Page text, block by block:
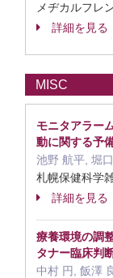
メヂカルフレ
詳細を見る
MISC
モニタアラー
動に関する予
池野 航平, 堀
札幌保健科
詳細を見る
療養環境の調
タナー臨床判
中村 円, 飯澤